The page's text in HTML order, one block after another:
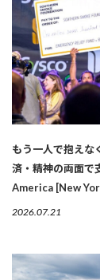
もう一人で抱えな
済・精神の両面で
America [New
2026.07.21